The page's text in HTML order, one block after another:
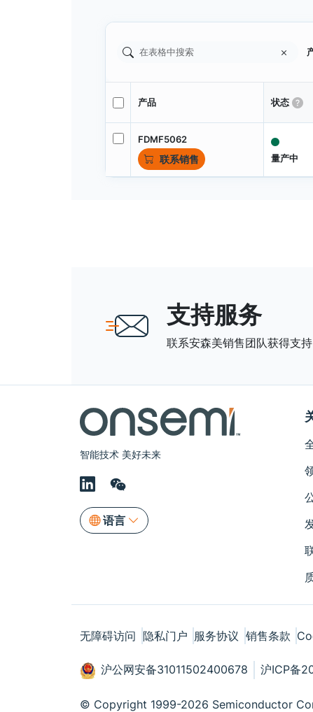
产品 状态
FDMF5062
联系销售 量产中
支持服务
联系安森美销售团队获得支
智能技术 美好未来
语言
无障碍访问 隐私门户 服务协议 销售条款
沪公网安备31011502400678 沪ICP备
© Copyright 1999-2026 Semiconductor